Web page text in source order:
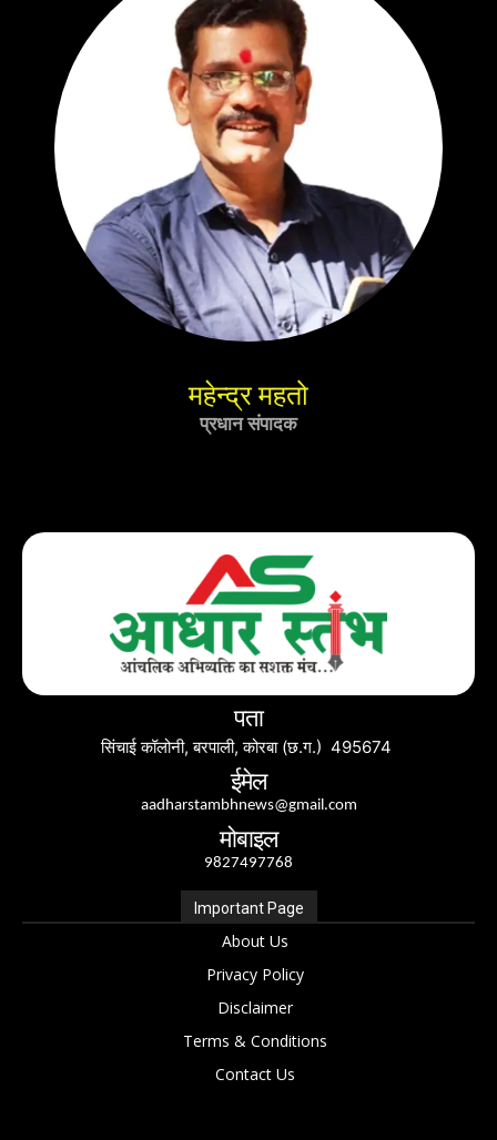
महेन्द्र महतो
प्रधान संपादक
पता
सिंचाई कॉलोनी, बरपाली, कोरबा (छ.ग.) 495674
ईमेल
aadharstambhnews@gmail.com
मोबाइल
9827497768
Important Page
About Us
Privacy Policy
Disclaimer
Terms & Conditions
Contact Us